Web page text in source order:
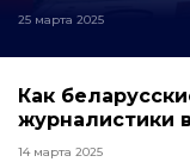
25 марта 2025
Как
журналистики
14 марта 2025